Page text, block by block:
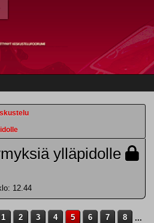
ylläpidolle
12.44
1 2 3 4 5 6 7 8
...